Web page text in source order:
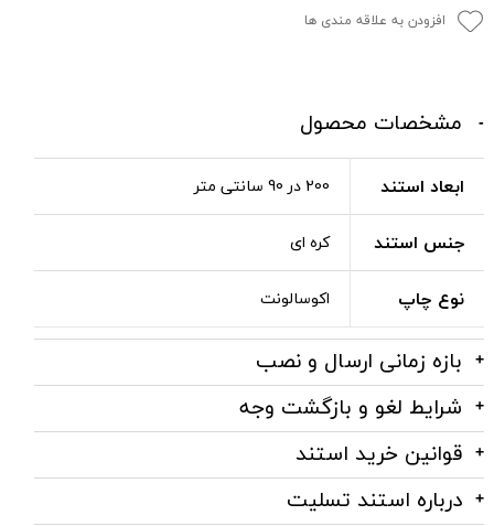
افزودن به علاقه مندی ها
مشخصات محصول
ابعاد استند 200 در 90 سانتی متر
جنس استند کره ای
نوع چاپ اکوسالونت
بازه زمانی ارسال و نصب
شرایط لغو و بازگشت وجه
قوانین خرید استند
درباره استند تسلیت